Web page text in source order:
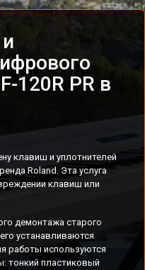
120R PR в
клавиш и уплотнителей
Roland. Эта услуга
клавиш или
демонтажа старого
устанавливаются
работы используются
тонкий пластиковый